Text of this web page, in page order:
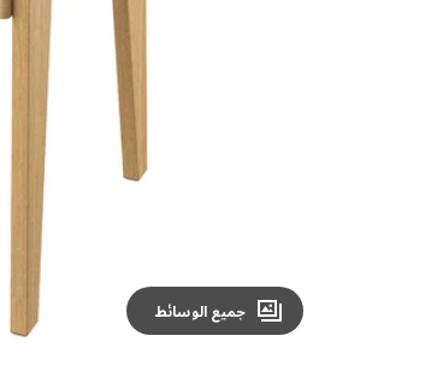
جميع الوسائط